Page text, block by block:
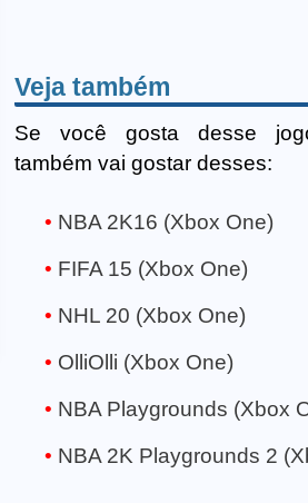
Veja também
Se você gosta desse
também vai gostar desses:
NBA 2K16 (Xbox One)
FIFA 15 (Xbox One)
NHL 20 (Xbox One)
OlliOlli (Xbox One)
NBA Playgrounds (Xbox
NBA 2K Playgrounds 2